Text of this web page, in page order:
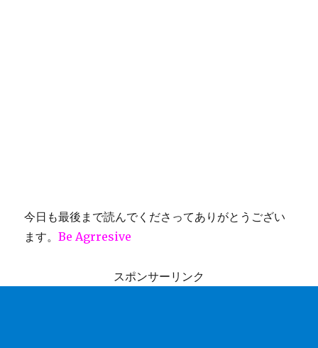
今日も最後まで読んでくださってありがとうござい
ます。Be Agrresive
スポンサーリンク